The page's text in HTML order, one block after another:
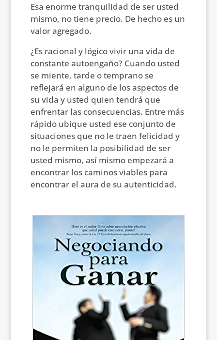
Esa enorme tranquilidad de ser usted
mismo, no tiene precio. De hecho es un
valor agregado.
¿Es racional y lógico vivir una vida de
constante autoengaño? Cuando usted
se miente, tarde o temprano se
reflejará en alguno de los aspectos de
su vida y usted quien tendrá que
enfrentar las consecuencias. Entre más
rápido ubique usted ese conjunto de
situaciones que no le traen felicidad y
no le permiten la posibilidad de ser
usted mismo, así mismo empezará a
encontrar los caminos viables para
encontrar el aura de su autenticidad.